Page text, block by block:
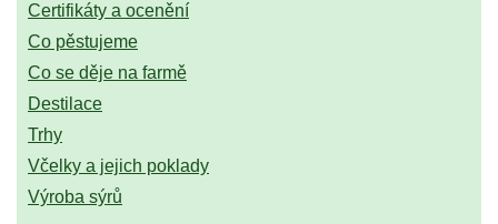
Certifikáty a ocenění
Co pěstujeme
Co se děje na farmě
Destilace
Trhy
Včelky a jejich poklady
Výroba sýrů